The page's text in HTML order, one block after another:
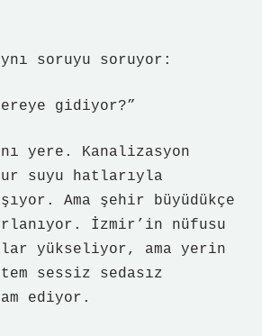
soruyu soruyor:
gidiyor?”
yere. Kanalizasyon
suyu hatlarıyla
Ama şehir büyüdükçe
İzmir’in nüfusu
yükseliyor, ama yerin
sessiz sedasız
ediyor.